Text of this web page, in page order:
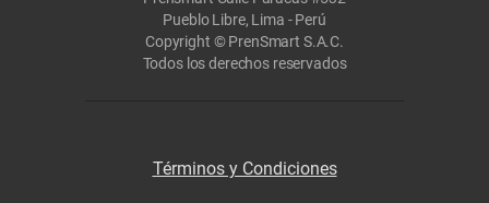
Pueblo Libre, Lima - Perú
Copyright © PrenSmart S.A.C.
Todos los derechos reservados
Términos y Condiciones